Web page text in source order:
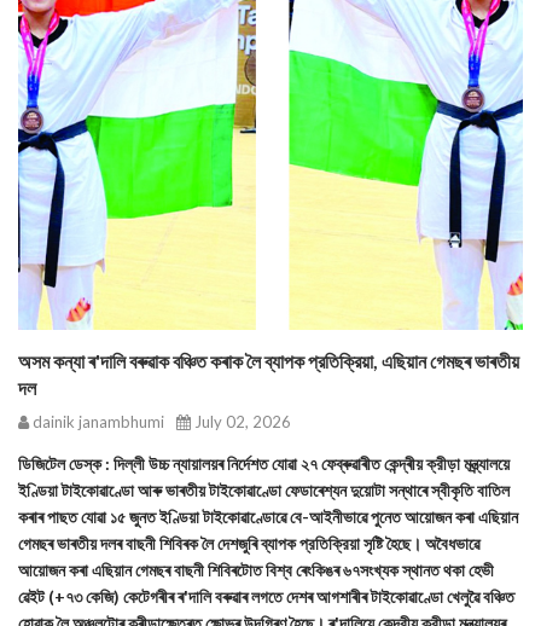
অসম কন্যা ৰ'দালি বৰুৱাক বঞ্চিত কৰাক লৈ ব্যাপক প্রতিক্রিয়া, এছিয়ান গেমছৰ ভাৰতীয়
দল
dainik janambhumi July 02, 2026
ডিজিটেল ডেস্ক : দিল্লী উচ্চ ন্যায়ালয়ৰ নিৰ্দেশত যোৱা ২৭ ফেব্ৰুৱাৰীত কেন্দ্ৰীয় ক্রীড়া মন্ত্র্যালয়ে
ইণ্ডিয়া টাইকোৱাণ্ডো আৰু ভাৰতীয় টাইকোৱাণ্ডো ফেডাৰেশ্যন দুয়োটা সন্থাৰে স্বীকৃতি বাতিল
কৰাৰ পাছত যোৱা ১৫ জুনত ইণ্ডিয়া টাইকোৱাণ্ডোৱে বে-আইনীভাৱে পুনেত আয়োজন কৰা এছিয়ান
গেমছৰ ভাৰতীয় দলৰ বাছনী শিবিৰক লৈ দেশজুৰি ব্যাপক প্রতিক্রিয়া সৃষ্টি হৈছে। অবৈধভাৱে
আয়োজন কৰা এছিয়ান গেমছৰ বাছনী শিবিৰটোত বিশ্ব ৰেংকিঙৰ ৬৭সংখ্যক স্থানত থকা হেভী
ৱেইট (+৭৩ কেজি) কেটেগৰীৰ ৰ'দালি বৰুৱাৰ লগতে দেশৰ আগশাৰীৰ টাইকোৱাণ্ডো খেলুৱৈ বঞ্চিত